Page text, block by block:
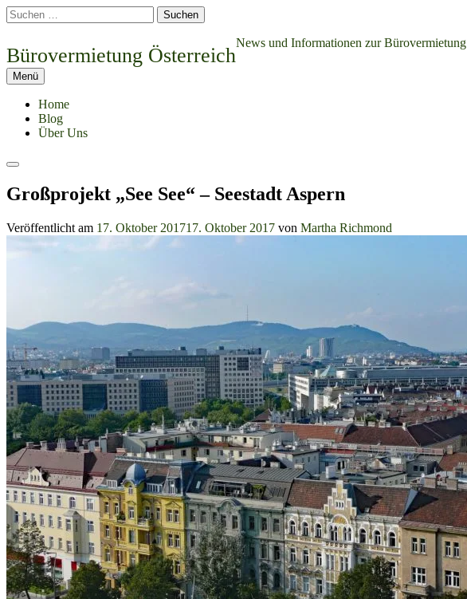
Springe
zum
Suchen
nach:
Bürovermietung Österreich
News und Informationen zur Bürovermietung
Menü
Home
Blog
Über Uns
Suchen
Großprojekt „See See“ – Seestadt Aspern
Veröffentlicht am 17. Oktober 201717. Oktober 2017 von Martha Richmond